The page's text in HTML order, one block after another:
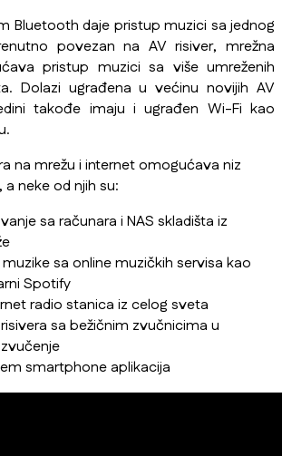
Bluetooth daje pristup muzici sa jednog
povezan na AV risiver, mrežna
pristup muzici sa više umreženih
Dolazi ugrađena u većinu novijih AV
takođe imaju i ugrađen Wi-Fi kao
na mrežu i internet omogućava niz
neke od njih su:
sa računara i NAS skladišta iz
sa online muzičkih servisa kao
Spotify
radio stanica iz celog sveta
sa bežičnim zvučnicima u
smartphone aplikacija